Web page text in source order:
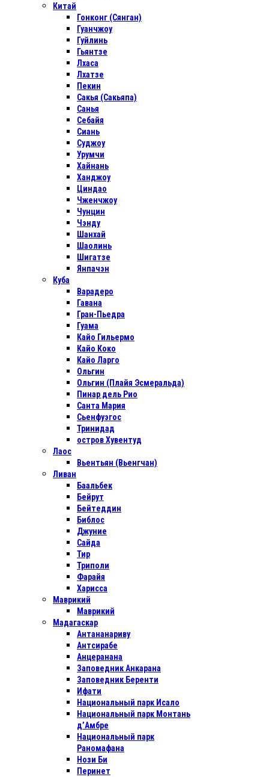
Китай
Гонконг (Сянган)
Гуанчжоу
Гуйлинь
Гьянтзе
Лхаса
Лхатзе
Пекин
Сакья (Сакьяпа)
Санья
Себайя
Сиань
Суджоу
Урумчи
Хайнань
Ханджоу
Циндао
Чженчжоу
Чунцин
Чэнду
Шанхай
Шаолинь
Шигатзе
Янпачэн
Куба
Варадеро
Гавана
Гран-Пьедра
Гуама
Кайо Гильермо
Кайо Коко
Кайо Ларго
Ольгин
Ольгин (Плайя Эсмеральда)
Пинар дель Рио
Санта Мария
Сьенфуэгос
Тринидад
остров Хувентуд
Лаос
Вьентьян (Вьенгчан)
Ливан
Баальбек
Бейрут
Бейтеддин
Библос
Джуние
Сайда
Тир
Триполи
Фарайя
Харисса
Маврикий
Маврикий
Мадагаскар
Антананариву
Антсирабе
Анцеранана
Заповедник Анкарана
Заповедник Беренти
Ифати
Национальный парк Исало
Национальный парк Монтань
д’Амбре
Национальный парк
Раномафана
Нози Би
Перинет